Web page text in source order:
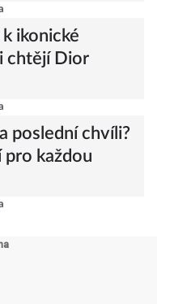
ikonické
chtějí Dior
poslední chvíli?
pro každou